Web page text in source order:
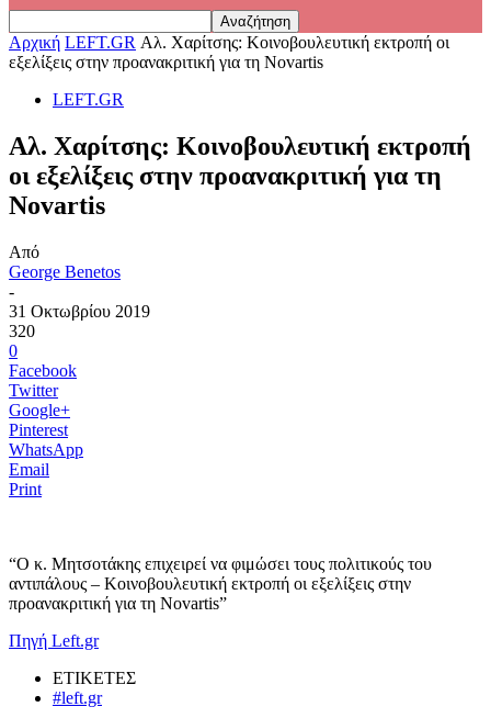
Αρχική LEFT.GR Αλ. Χαρίτσης: Κοινοβουλευτική εκτροπή οι
εξελίξεις στην προανακριτική για τη Novartis
LEFT.GR
Αλ. Χαρίτσης: Κοινοβουλευτική εκτροπή
οι εξελίξεις στην προανακριτική για τη
Novartis
Από
George Benetos
-
31 Οκτωβρίου 2019
320
0
Facebook
Twitter
Google+
Pinterest
WhatsApp
Email
Print
“Ο κ. Μητσοτάκης επιχειρεί να φιμώσει τους πολιτικούς του
αντιπάλους – Κοινοβουλευτική εκτροπή οι εξελίξεις στην
προανακριτική για τη Novartis”
Πηγή Left.gr
ΕΤΙΚΕΤΕΣ
#left.gr